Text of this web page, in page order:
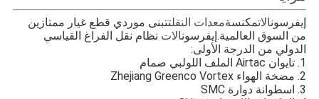
إيفرسونالاتمكنسةمعدات النقل
من السوق العالمية.إيفرسونالات
الدولي من الدرجة الأولى:
1. تايوان Airtac الملف اللولبي صمام
2. مضخة الهواء Zhejiang Greenco Vortex
3. اسطوانة دوارة SMC